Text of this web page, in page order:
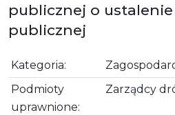
publicznej o
publicznej
Kategoria:
Podmioty
uprawnione:
Zarządcy